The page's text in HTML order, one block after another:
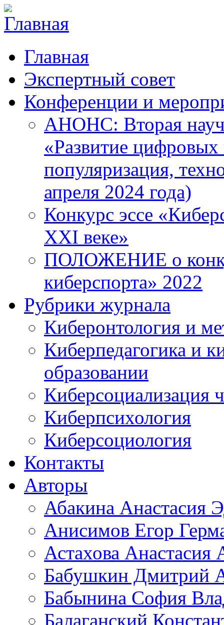
Главная
Экспертный совет
Конференции и
АНОНС: Вторая
«Развитие цифровых
популяризация,
апреля 2024 года)
Конкурс эссе
XXI веке»
ПОЛОЖЕНИЕ о
киберспорта» 2022
Рубрики журнала
Киберонтология и
Киберпедагогика и
образовании
Киберсоциализация
Киберпсихология
Киберсоциология
Контакты
Авторы
Абакина Анастасия
Анисимов Егор
Астахова Анастасия
Бабушкин Дмитрий
Бабынина София
Балаганский